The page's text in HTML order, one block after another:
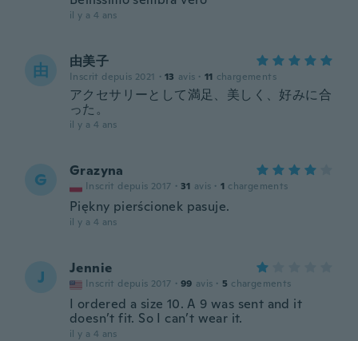
il y a 4 ans
由 由美子
Inscrit depuis 2021 · 13 avis · 11 chargements
アクセサリーとして満足、美しく、好みに合
った。
il y a 4 ans
G Grazyna
Inscrit depuis 2017 · 31 avis · 1 chargements
Piękny pierścionek pasuje.
il y a 4 ans
J Jennie
Inscrit depuis 2017 · 99 avis · 5 chargements
I ordered a size 10. A 9 was sent and it
doesn’t fit. So I can’t wear it.
il y a 4 ans